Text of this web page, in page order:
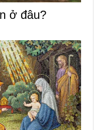
ở đâu?